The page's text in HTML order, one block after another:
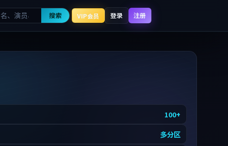
搜索 VIP会员 登录 注册
100+
多分区